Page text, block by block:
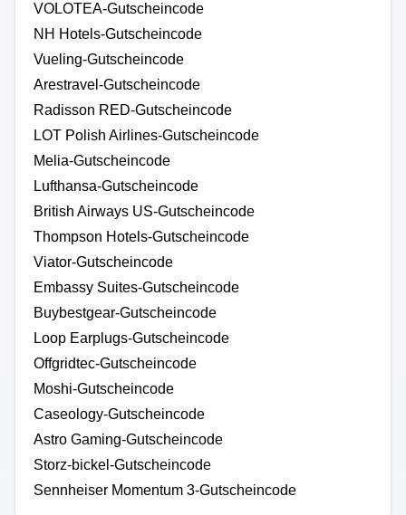
VOLOTEA-Gutscheincode
NH Hotels-Gutscheincode
Vueling-Gutscheincode
Arestravel-Gutscheincode
Radisson RED-Gutscheincode
LOT Polish Airlines-Gutscheincode
Melia-Gutscheincode
Lufthansa-Gutscheincode
British Airways US-Gutscheincode
Thompson Hotels-Gutscheincode
Viator-Gutscheincode
Embassy Suites-Gutscheincode
Buybestgear-Gutscheincode
Loop Earplugs-Gutscheincode
Offgridtec-Gutscheincode
Moshi-Gutscheincode
Caseology-Gutscheincode
Astro Gaming-Gutscheincode
Storz-bickel-Gutscheincode
Sennheiser Momentum 3-Gutscheincode